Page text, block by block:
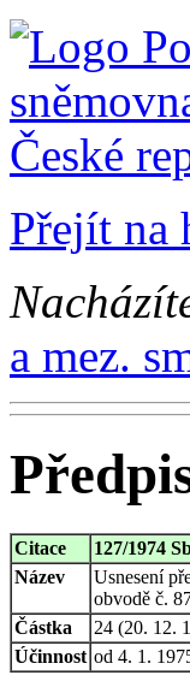
Přejít na
a mez.
Citace
127/1974
Název
Usnesení
obvodě č.
Částka
24 (20. 12.
Účinnost od 4. 1.